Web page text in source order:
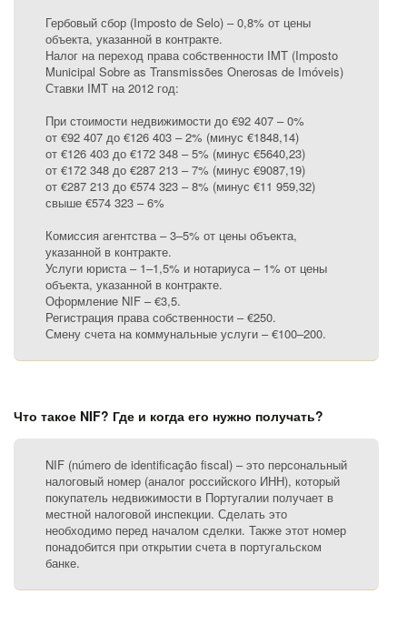
Гербовый сбор (Imposto de Selo) – 0,8% от цены
объекта, указанной в контракте.
Налог на переход права собственности IMT (Imposto
Municipal Sobre as Transmissões Onerosas de Imóveis)
Ставки IMT на 2012 год:
При стоимости недвижимости до €92 407 – 0%
от €92 407 до €126 403 – 2% (минус €1848,14)
от €126 403 до €172 348 – 5% (минус €5640,23)
от €172 348 до €287 213 – 7% (минус €9087,19)
от €287 213 до €574 323 – 8% (минус €11 959,32)
свыше €574 323 – 6%
Комиссия агентства – 3–5% от цены объекта,
указанной в контракте.
Услуги юриста – 1–1,5% и нотариуса – 1% от цены
объекта, указанной в контракте.
Оформление NIF – €3,5.
Регистрация права собственности – €250.
Смену счета на коммунальные услуги – €100–200.
Что такое NIF? Где и когда его нужно получать?
NIF (número de identificação fiscal) – это персональный
налоговый номер (аналог российского ИНН), который
покупатель недвижимости в Португалии получает в
местной налоговой инспекции. Сделать это
необходимо перед началом сделки. Также этот номер
понадобится при открытии счета в португальском
банке.